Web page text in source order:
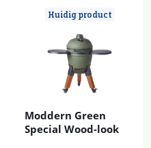
Huidig product
Moddern Green
Special Wood-look